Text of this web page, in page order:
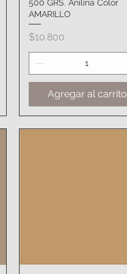
Vista rápida
500 GRS. Anilina Color
AMARILLO
Precio
$10.800
Agregar al carrito